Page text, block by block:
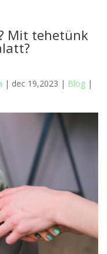
Mit tehetünk
| dec 19,2023 | Blog |